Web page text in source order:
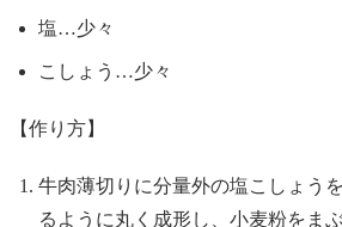
塩…少々
こしょう…少々
【作り方】
牛肉薄切りに分量外の塩こしょう
るように丸く成形し、小麦粉をまぶ